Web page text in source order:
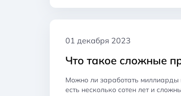
01 декабря 2023
Что такое сложные
Можно ли заработать миллиарды
есть несколько сотен лет и